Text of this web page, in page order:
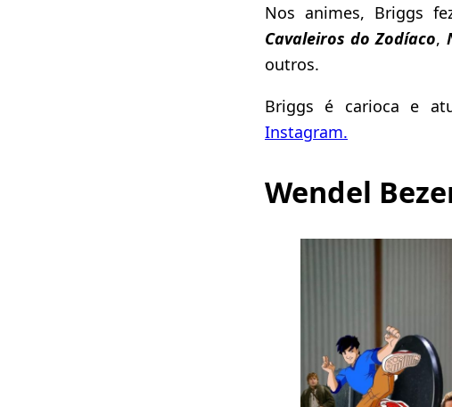
Nos animes, Briggs
Cavaleiros do Zodíaco,
outros.
Briggs é carioca e
Instagram.
Wendel